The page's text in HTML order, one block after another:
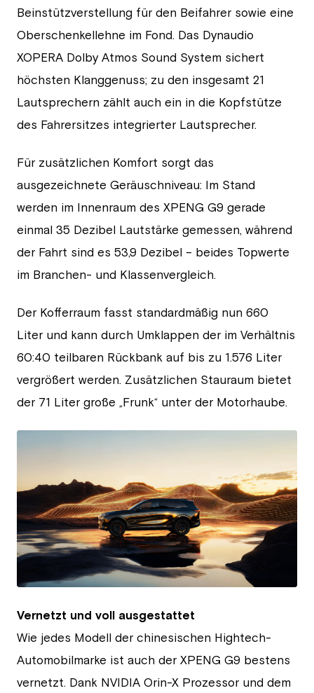
Beinstützverstellung für den Beifahrer sowie eine
Oberschenkellehne im Fond. Das Dynaudio
XOPERA Dolby Atmos Sound System sichert
höchsten Klanggenuss; zu den insgesamt 21
Lautsprechern zählt auch ein in die Kopfstütze
des Fahrersitzes integrierter Lautsprecher.
Für zusätzlichen Komfort sorgt das
ausgezeichnete Geräuschniveau: Im Stand
werden im Innenraum des XPENG G9 gerade
einmal 35 Dezibel Lautstärke gemessen, während
der Fahrt sind es 53,9 Dezibel – beides Topwerte
im Branchen- und Klassenvergleich.
Der Kofferraum fasst standardmäßig nun 660
Liter und kann durch Umklappen der im Verhältnis
60:40 teilbaren Rückbank auf bis zu 1.576 Liter
vergrößert werden. Zusätzlichen Stauraum bietet
der 71 Liter große „Frunk“ unter der Motorhaube.
Vernetzt und voll ausgestattet
Wie jedes Modell der chinesischen Hightech-
Automobilmarke ist auch der XPENG G9 bestens
vernetzt. Dank NVIDIA Orin-X Prozessor und dem